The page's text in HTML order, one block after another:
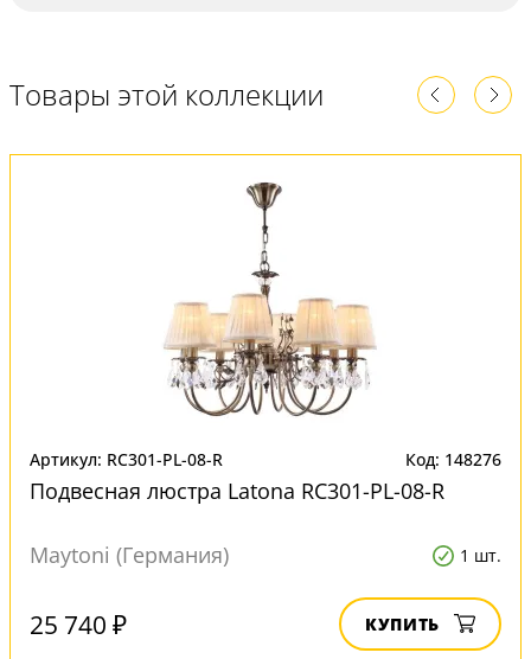
Товары этой коллекции
Артикул: RC301-PL-08-R Код: 148276
Подвесная люстра Latona RC301-PL-08-R
Maytoni (Германия) 1 шт.
25 740 ₽ КУПИТЬ